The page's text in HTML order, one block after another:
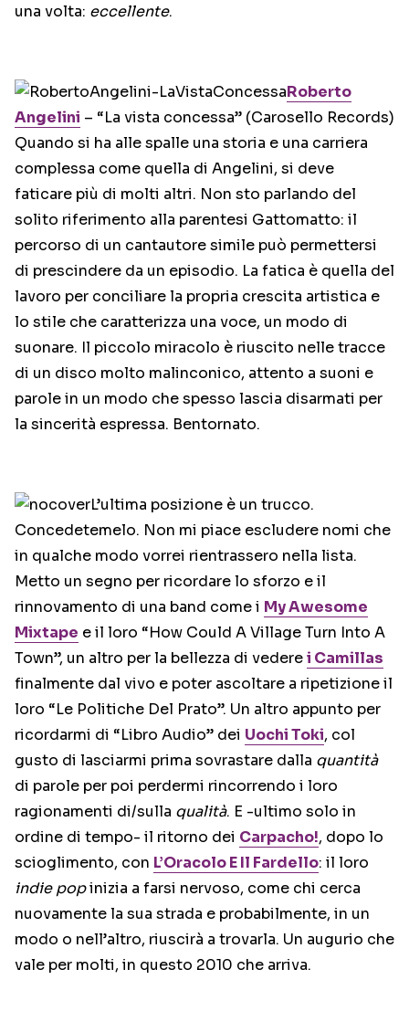
una volta: eccellente.
Roberto
Angelini – “La vista concessa” (Carosello Records)
Quando si ha alle spalle una storia e una carriera
complessa come quella di Angelini, si deve
faticare più di molti altri. Non sto parlando del
solito riferimento alla parentesi Gattomatto: il
percorso di un cantautore simile può permettersi
di prescindere da un episodio. La fatica è quella del
lavoro per conciliare la propria crescita artistica e
lo stile che caratterizza una voce, un modo di
suonare. Il piccolo miracolo è riuscito nelle tracce
di un disco molto malinconico, attento a suoni e
parole in un modo che spesso lascia disarmati per
la sincerità espressa. Bentornato.
L’ultima posizione è un trucco.
Concedetemelo. Non mi piace escludere nomi che
in qualche modo vorrei rientrassero nella lista.
Metto un segno per ricordare lo sforzo e il
rinnovamento di una band come i My Awesome
Mixtape e il loro “How Could A Village Turn Into A
Town‎”, un altro per la bellezza di vederei Camillas
finalmente dal vivo e poter ascoltare a ripetizione il
loro “Le Politiche Del Prato”. Un altro appunto per
ricordarmi di “Libro Audio” dei Uochi Toki, col
gusto di lasciarmi prima sovrastare dalla quantità
di parole per poi perdermi rincorrendo i loro
ragionamenti di/sulla qualità. E -ultimo solo in
ordine di tempo- il ritorno dei Carpacho!, dopo lo
scioglimento, con L’Oracolo E Il Fardello: il loro
indie popinizia a farsi nervoso, come chi cerca
nuovamente la sua strada e probabilmente, in un
modo o nell’altro, riuscirà a trovarla. Un augurio che
vale per molti, in questo 2010 che arriva.